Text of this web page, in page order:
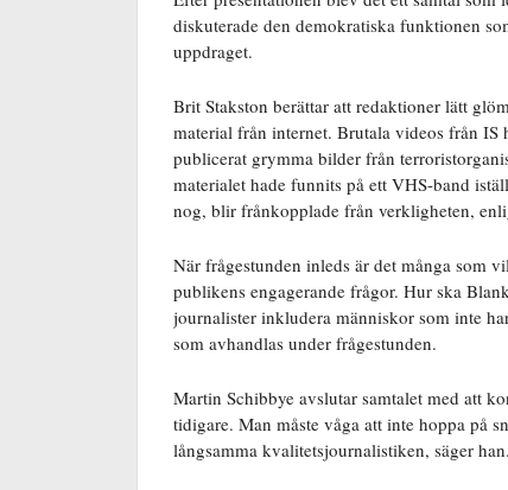
diskuterade den demokratiska funktionen
uppdraget.
Brit Stakston berättar att redaktioner lätt
material från internet. Brutala videos från
publicerat grymma bilder från
materialet hade funnits på ett VHS-band
nog, blir frånkopplade från verkligheten,
När frågestunden inleds är det många som
publikens engagerande frågor. Hur ska
journalister inkludera människor som inte
som avhandlas under frågestunden.
Martin Schibbye avslutar samtalet med att
tidigare. Man måste våga att inte hoppa på
långsamma kvalitetsjournalistiken, säger han.